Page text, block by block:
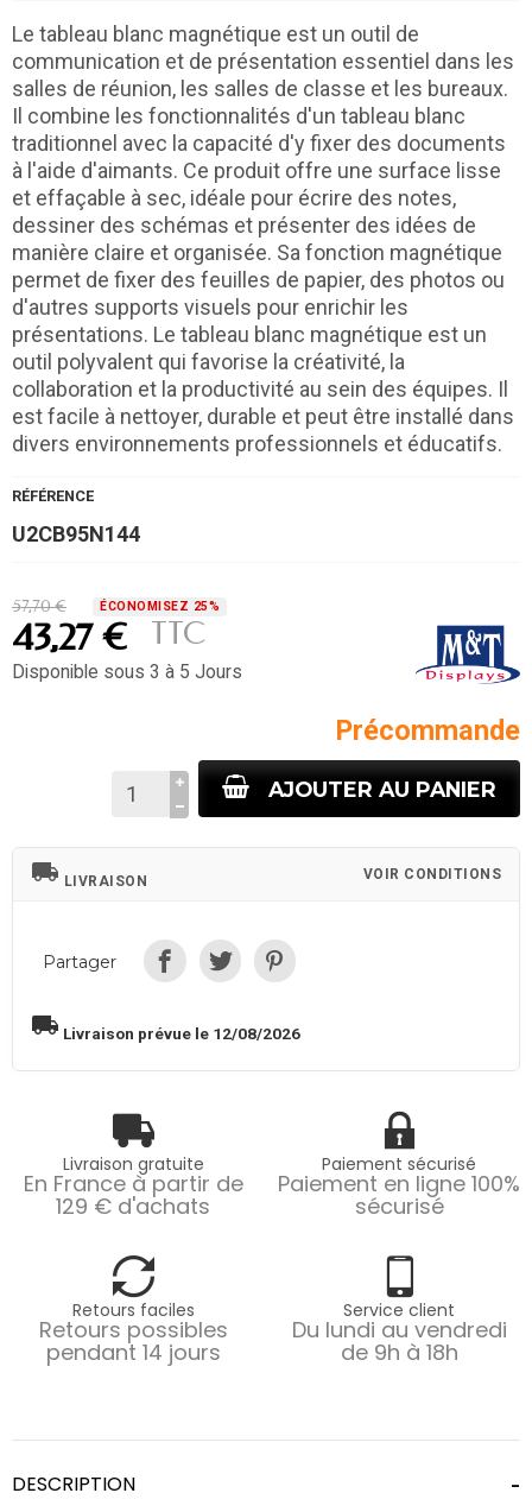
Le tableau blanc magnétique est un outil de
communication et de présentation essentiel dans les
salles de réunion, les salles de classe et les bureaux.
Il combine les fonctionnalités d'un tableau blanc
traditionnel avec la capacité d'y fixer des documents
à l'aide d'aimants. Ce produit offre une surface lisse
et effaçable à sec, idéale pour écrire des notes,
dessiner des schémas et présenter des idées de
manière claire et organisée. Sa fonction magnétique
permet de fixer des feuilles de papier, des photos ou
d'autres supports visuels pour enrichir les
présentations. Le tableau blanc magnétique est un
outil polyvalent qui favorise la créativité, la
collaboration et la productivité au sein des équipes. Il
est facile à nettoyer, durable et peut être installé dans
divers environnements professionnels et éducatifs.
RÉFÉRENCE
U2CB95N144
57,70 € ÉCONOMISEZ 25%
43,27 € TTC
Disponible sous 3 à 5 Jours
Précommande
AJOUTER AU PANIER
local_shipping LIVRAISON VOIR CONDITIONS
Partager
local_shipping Livraison prévue le 12/08/2026
Livraison gratuite
En France à partir de
129 € d'achats
Paiement sécurisé
Paiement en ligne 100%
sécurisé
Retours faciles
Retours possibles
pendant 14 jours
Service client
Du lundi au vendredi
de 9h à 18h
DESCRIPTION